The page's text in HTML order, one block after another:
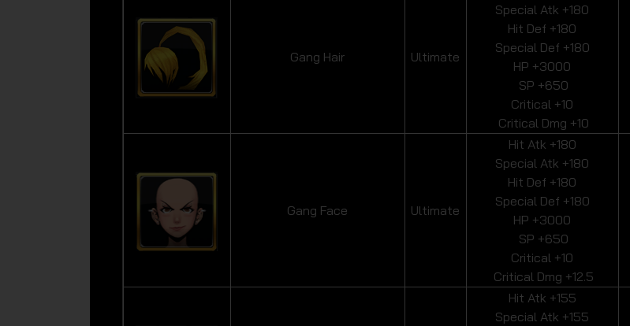
Gang Hair Ultimate
Special Atk +180
Hit Def +180
Special Def +180
HP +3000
SP +650
Critical +10
Critical Dmg +10
Gang Face Ultimate
Hit Atk +180
Special Atk +180
Hit Def +180
Special Def +180
HP +3000
SP +650
Critical +10
Critical Dmg +12.5
Hit Atk +155
Special Atk +155